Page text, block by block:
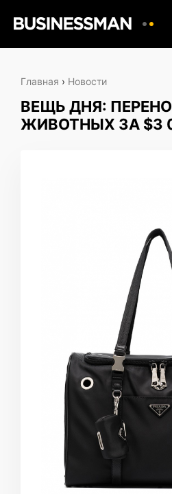
Главная › Новости
ВЕЩЬ ДНЯ:
ЖИВОТНЫХ ЗА $3